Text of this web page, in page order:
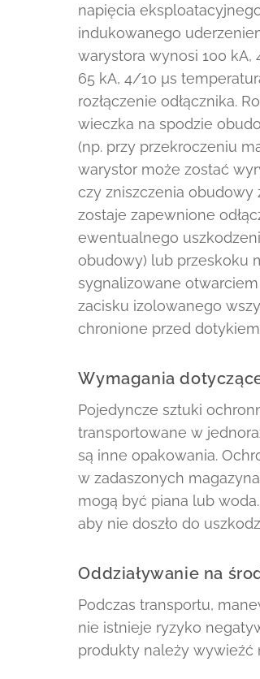
napięcia
indukowanego
warystora wynosi 100
65 kA, 4/10 µs
rozłączenie odłącznika.
wieczka na spodzie
(np. przy przekroczeniu
warystor może zostać
czy zniszczenia
zostaje zapewnione
ewentualnego
obudowy) lub przeskoku
sygnalizowane
zacisku izolowanego
chronione przed
Wymagania
Pojedyncze sztuki
transportowane w
są inne opakowania.
w zadaszonych
mogą być piana lub
aby nie doszło do
Oddziaływanie na
Podczas transportu,
nie istnieje ryzyko
produkty należy wywieźć